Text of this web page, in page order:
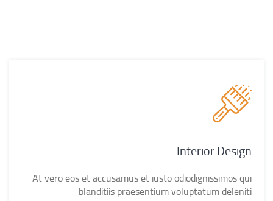
Interior Design
At vero eos et accusamus et iusto odiodignissimos qui
blanditiis praesentium voluptatum deleniti